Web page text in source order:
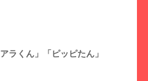
ラくん」「ピッピたん」